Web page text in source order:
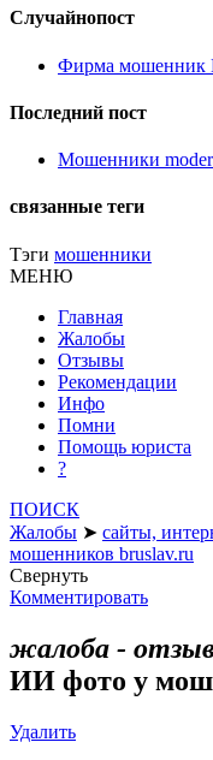
Случайнопост
Фирма мошенник
Последний пост
Мошенники
связанные теги
Тэги мошенники
МЕНЮ
Главная
Жалобы
Отзывы
Рекомендации
Инфо
Помни
Помощь юриста
?
ПОИСК
Жалобы ➤ сайты,
мошенников bruslav.ru
Свернуть
Комментировать
жалоба -
ИИ фото у
Удалить